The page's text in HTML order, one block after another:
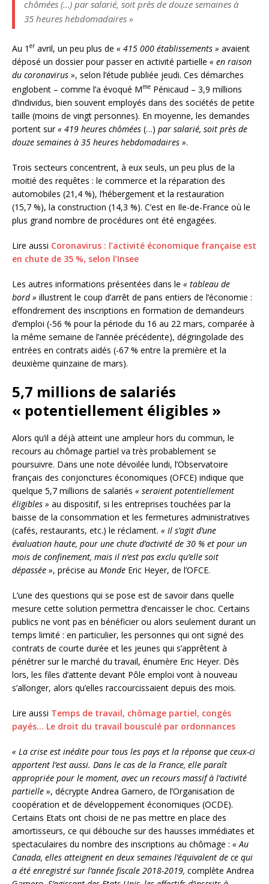
chômées (…) par salarié, soit près de douze semaines à
35 heures hebdomadaires »
Au 1 eravril, un peu plus de « 415 000 établissements » avaient
déposé un dossier pour passer en activité partielle « en raison
du coronavirus », selon l’étude publiée jeudi. Ces démarches
englobent – comme l’a évoqué Mme Pénicaud – 3,9 millions
d’individus, bien souvent employés dans des sociétés de petite
taille (moins de vingt personnes). En moyenne, les demandes
portent sur« 419 heures chômées (…) par salarié, soit près de
douze semaines à 35 heures hebdomadaires ».
Trois secteurs concentrent, à eux seuls, un peu plus de la
moitié des requêtes : le commerce et la réparation des
automobiles (21,4 %), l’hébergement et la restauration
(15,7 %), la construction (14,3 %). C’est en Ile-de-France où le
plus grand nombre de procédures ont été engagées.
Lire aussi Coronavirus : l’activité économique française est
en chute de 35 %, selon l’Insee
Les autres informations présentées dans le « tableau de
bord » illustrent le coup d’arrêt de pans entiers de l’économie :
effondrement des inscriptions en formation de demandeurs
d’emploi (-56 % pour la période du 16 au 22 mars, comparée à
la même semaine de l’année précédente), dégringolade des
entrées en contrats aidés (-67 % entre la première et la
deuxième quinzaine de mars).
5,7 millions de salariés
« potentiellement éligibles »
Alors qu’il a déjà atteint une ampleur hors du commun, le
recours au chômage partiel va très probablement se
poursuivre. Dans une note dévoilée lundi, l’Observatoire
français des conjonctures économiques (OFCE) indique que
quelque 5,7 millions de salariés « seraient potentiellement
éligibles » au dispositif, si les entreprises touchées par la
baisse de la consommation et les fermetures administratives
(cafés, restaurants, etc.) le réclament. « Il s’agit d’une
évaluation haute, pour une chute d’activité de 30 % et pour un
mois de confinement, mais il n’est pas exclu qu’elle soit
dépassée », précise au Monde Eric Heyer, de l’OFCE.
L’une des questions qui se pose est de savoir dans quelle
mesure cette solution permettra d’encaisser le choc. Certains
publics ne vont pas en bénéficier ou alors seulement durant un
temps limité : en particulier, les personnes qui ont signé des
contrats de courte durée et les jeunes qui s’apprêtent à
pénétrer sur le marché du travail, énumère Eric Heyer. Dès
lors, les files d’attente devant Pôle emploi vont à nouveau
s’allonger, alors qu’elles raccourcissaient depuis des mois.
Lire aussi Temps de travail, chômage partiel, congés
payés… Le droit du travail bousculé par ordonnances
« La crise est inédite pour tous les pays et la réponse que ceux-ci
apportent l’est aussi. Dans le cas de la France, elle paraît
appropriée pour le moment, avec un recours massif à l’activité
partielle », décrypte Andrea Garnero, de l’Organisation de
coopération et de développement économiques (OCDE).
Certains Etats ont choisi de ne pas mettre en place des
amortisseurs, ce qui débouche sur des hausses immédiates et
spectaculaires du nombre des inscriptions au chômage : « Au
Canada, elles atteignent en deux semaines l’équivalent de ce qui
a été enregistré sur l’année fiscale 2018-2019, complète Andrea